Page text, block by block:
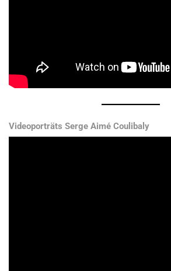
Videoporträts Serge Aimé Coulibaly